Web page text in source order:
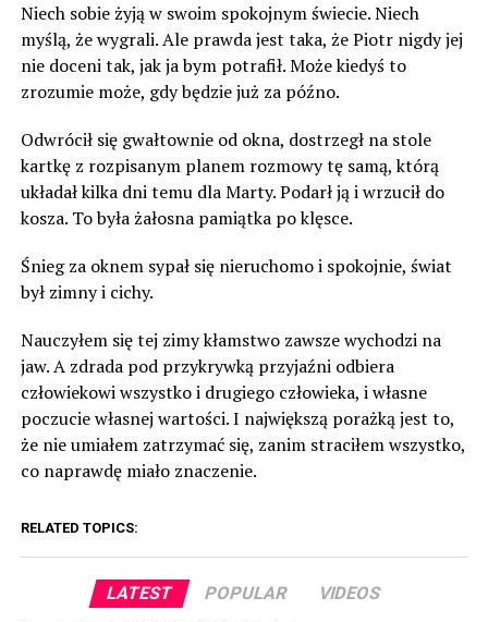
Niech sobie żyją w swoim spokojnym świecie. Niech
myślą, że wygrali. Ale prawda jest taka, że Piotr nigdy jej
nie doceni tak, jak ja bym potrafił. Może kiedyś to
zrozumie może, gdy będzie już za późno.
Odwrócił się gwałtownie od okna, dostrzegł na stole
kartkę z rozpisanym planem rozmowy tę samą, którą
układał kilka dni temu dla Marty. Podarł ją i wrzucił do
kosza. To była żałosna pamiątka po klęsce.
Śnieg za oknem sypał się nieruchomo i spokojnie, świat
był zimny i cichy.
Nauczyłem się tej zimy kłamstwo zawsze wychodzi na
jaw. A zdrada pod przykrywką przyjaźni odbiera
człowiekowi wszystko i drugiego człowieka, i własne
poczucie własnej wartości. I największą porażką jest to,
że nie umiałem zatrzymać się, zanim straciłem wszystko,
co naprawdę miało znaczenie.
RELATED TOPICS:
LATEST POPULAR VIDEOS